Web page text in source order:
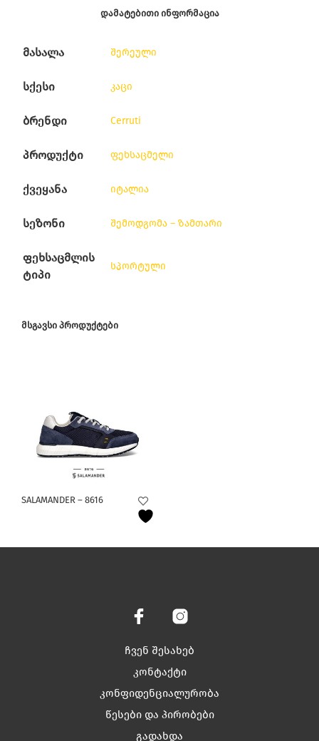
ᲓᲐᲛᲐᲢᲔᲑᲘᲗᲘ ᲘᲜᲤᲝᲠᲛᲐᲪᲘᲐ
მასალა შერეული
სქესი კაცი
ბრენდი Cerruti
პროდუქტი ფეხსაცმელი
ქვეყანა იტალია
სეზონი შემოდგომა – ზამთარი
ფეხსაცმლის
ტიპი
სპორტული
ᲛᲡᲒᲐᲕᲡᲘ ᲞᲠᲝᲓᲣᲥᲢᲔᲑᲘ
SALAMANDER – 8616
product
has
variants.
be
chosen
the
product
ჩვენ შესახებ
კონტაქტი
კონფიდენციალურობა
წესები და პირობები
გადახდა